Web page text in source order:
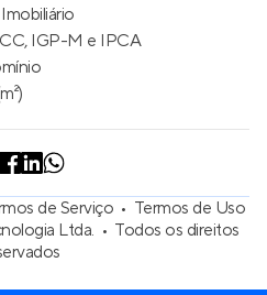
IGP-M e IPCA
de Serviço
Termos de Uso
Ltda.
Todos os direitos